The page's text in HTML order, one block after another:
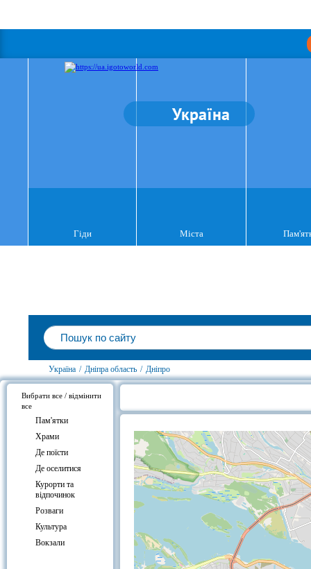
Україна
Гіди Міста
Україна / Дніпра область / Дніпро
Вибрати все / відмінити
все
Пам'ятки
Храми
Де поїсти
Де оселитися
Курорти та
відпочинок
Розваги
Культура
Вокзали